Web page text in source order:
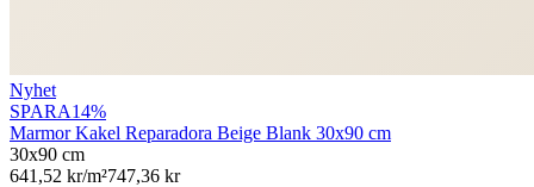
Nyhet
SPARA14%
Marmor Kakel Reparadora Beige Blank 30x90 cm
30x90 cm
641,52 kr/m²747,36 kr